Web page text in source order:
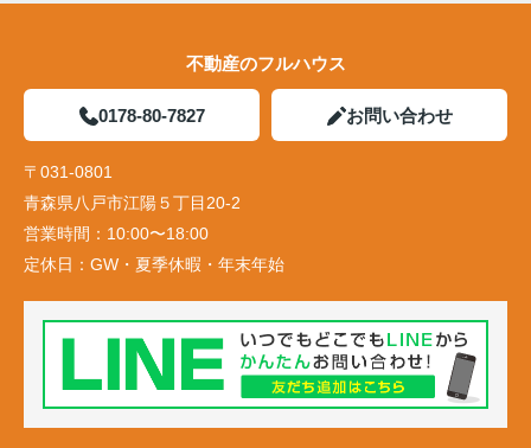
不動産のフルハウス
0178-80-7827 お問い合わせ
〒031-0801
青森県八戸市江陽５丁目20-2
営業時間： 10:00〜18:00
定休日： GW・夏季休暇・年末年始